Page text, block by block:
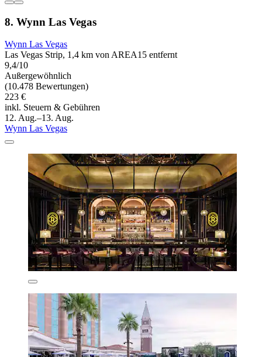
8. Wynn Las Vegas
Wynn Las Vegas
Las Vegas Strip, 1,4 km von AREA15 entfernt
9,4/10
Außergewöhnlich
(10.478 Bewertungen)
223 €
inkl. Steuern & Gebühren
12. Aug.–13. Aug.
Wynn Las Vegas